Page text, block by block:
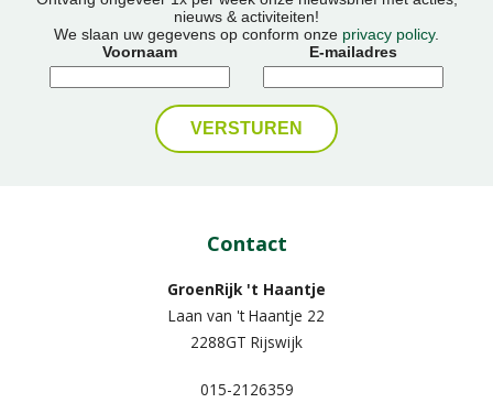
nieuws & activiteiten!
We slaan uw gegevens op conform onze privacy policy.
Voornaam
E-mailadres
Contact
GroenRijk 't Haantje
Laan van 't Haantje 22
2288GT Rijswijk
015-2126359